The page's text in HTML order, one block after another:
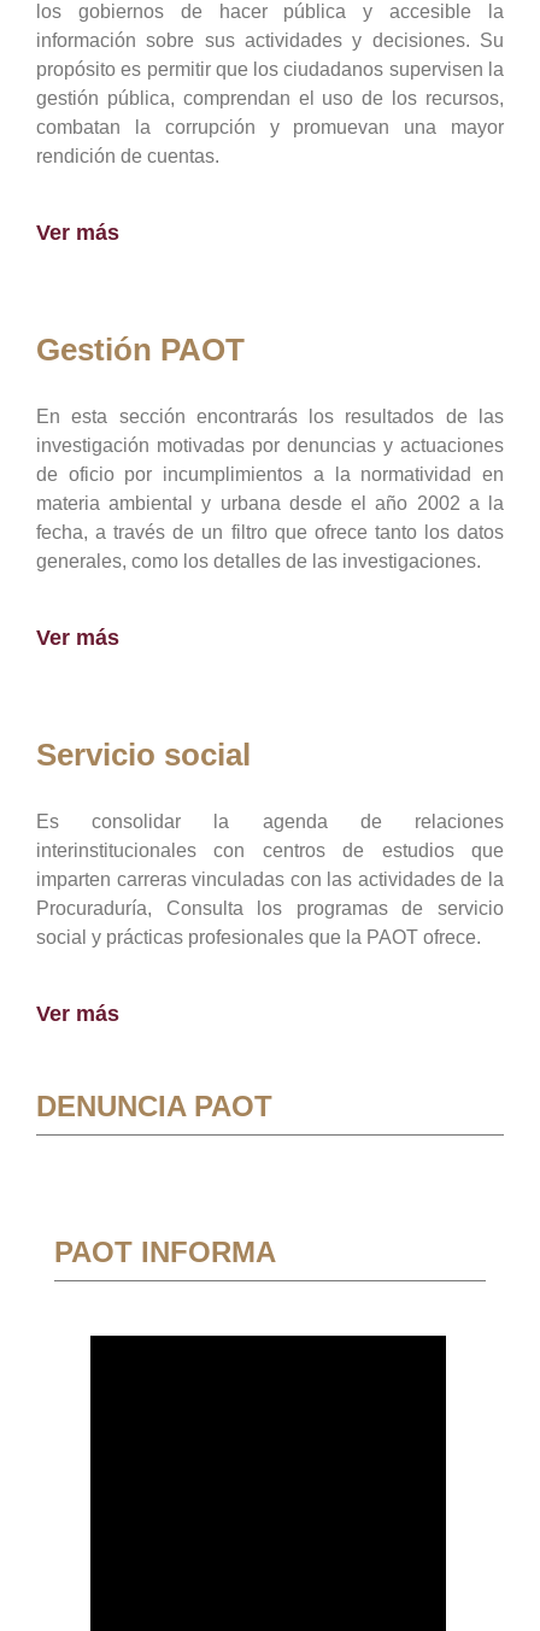
los gobiernos de hacer pública y accesible la
información sobre sus actividades y decisiones. Su
propósito es permitir que los ciudadanos supervisen la
gestión pública, comprendan el uso de los recursos,
combatan la corrupción y promuevan una mayor
rendición de cuentas.
Ver más
Gestión PAOT
En esta sección encontrarás los resultados de las
investigación motivadas por denuncias y actuaciones
de oficio por incumplimientos a la normatividad en
materia ambiental y urbana desde el año 2002 a la
fecha, a través de un filtro que ofrece tanto los datos
generales, como los detalles de las investigaciones.
Ver más
Servicio social
Es consolidar la agenda de relaciones
interinstitucionales con centros de estudios que
imparten carreras vinculadas con las actividades de la
Procuraduría, Consulta los programas de servicio
social y prácticas profesionales que la PAOT ofrece.
Ver más
DENUNCIA PAOT
PAOT INFORMA